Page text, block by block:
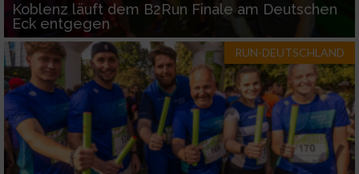
Koblenz läuft dem B2Run Finale am Deutschen
Eck entgegen
RUN-DEUTSCHLAND